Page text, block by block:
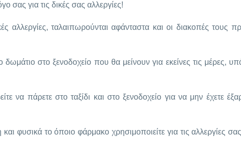
σας για τις δικές σας αλλεργίες!
ταλαιπωρούνται αφάνταστα και οι διακοπές τους
στο ξενοδοχείο που θα μείνουν για εκείνες τις μέρες,
πάρετε στο ταξίδι και στο ξενοδοχείο για να μην έχετε
φυσικά το όποιο φάρμακο χρησιμοποιείτε για τις αλλεργίες